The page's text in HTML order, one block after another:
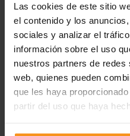
Las cookies de este sitio
el contenido y los
sociales y analizar el
información sobre el uso
nuestros partners de
web, quienes pueden
que les haya
partir del uso que haya